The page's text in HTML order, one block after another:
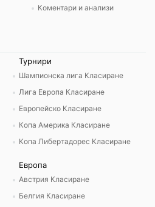
Коментари и анализи
Турнири
Шампионска лига Класиране
Лига Европа Класиране
Европейско Класиране
Копа Америка Класиране
Копа Либертадорес Класиране
Европа
Австрия Класиране
Белгия Класиране